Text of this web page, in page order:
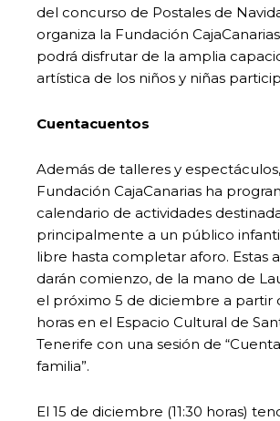
del concurso de Postales de
organiza la Fundación
podrá disfrutar de la amplia
artística de los niños y niñas
Cuentacuentos
Además de talleres y
Fundación CajaCanarias ha
calendario de actividades
principalmente a un público
libre hasta completar aforo. Estas
darán comienzo, de la mano de
el próximo 5 de diciembre a partir
horas en el Espacio Cultural de
Tenerife con una sesión de
familia”.
El 15 de diciembre (11:30 horas)